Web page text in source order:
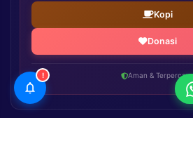
Kopi
Donasi
Aman &
!